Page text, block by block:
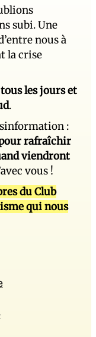
subi. Une
nous à
la crise
tous les jours et
.
:
rafraîchir
viendront
vous !
du Club
qui nous